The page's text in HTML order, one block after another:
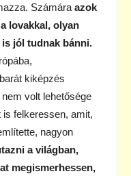
Számára azok
lovakkal, olyan
is jól tudnak bánni.
kiképzés
volt lehetősége
felkeressen, amit,
nagyon
a világban,
megismerhessen,